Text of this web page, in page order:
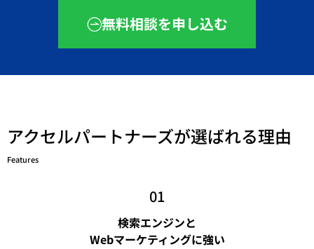
無料相談を申し込む
アクセルパートナーズが選ばれる理由
Features
01
検索エンジンと
Webマーケティングに強い